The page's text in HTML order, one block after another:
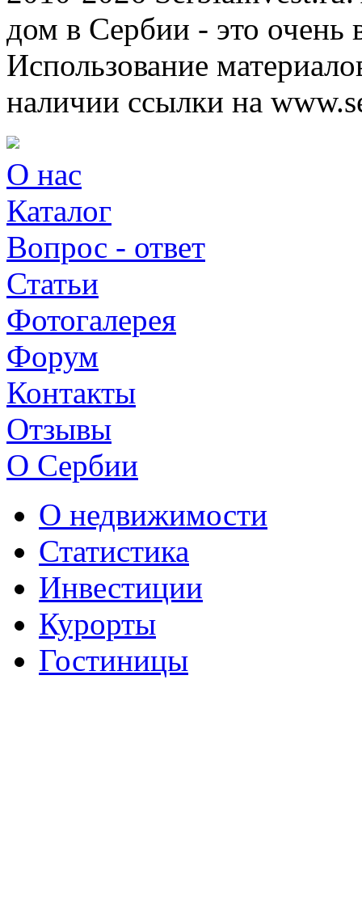
дом в Сербии - это очень
Использование
наличии ссылки на
О нас
Каталог
Вопрос - ответ
Статьи
Фотогалерея
Форум
Контакты
Отзывы
О Сербии
О недвижимости
Статистика
Инвестиции
Курорты
Гостиницы